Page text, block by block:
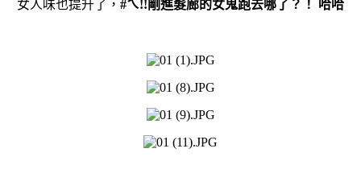
女人味也提升了， #ㄟ!!剛進髮廊的女鬼跑去哪了？！ 哈哈